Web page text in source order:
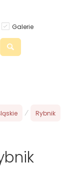
Galerie
/ Rybnik